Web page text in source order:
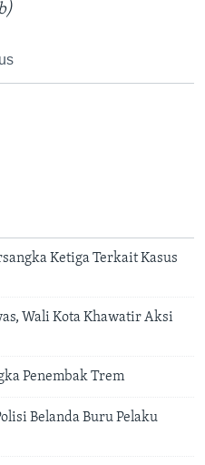
Ketiga Terkait Kasus
Wali Kota Khawatir Aksi
Penembak Trem
Belanda Buru Pelaku